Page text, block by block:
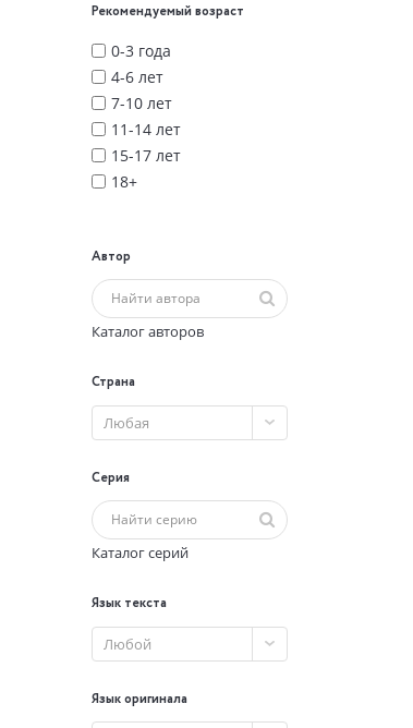
Рекомендуемый возраст
0-3 года
4-6 лет
7-10 лет
11-14 лет
15-17 лет
18+
Автор
Каталог авторов
Страна
Любая
Серия
Каталог серий
Язык текста
Любой
Язык оригинала